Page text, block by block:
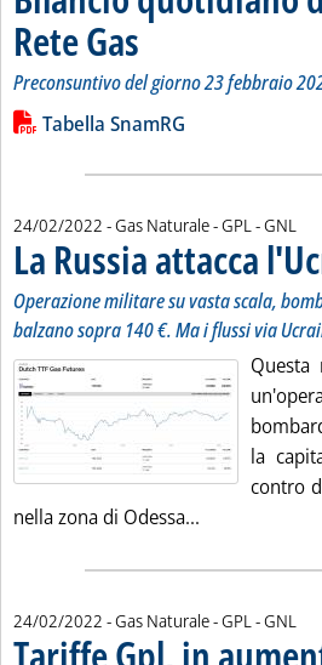
Rete Gas . Sottotitolo: Preconsuntivo del
. Pubblicata giovedì 24
Preconsuntivo del giorno 23 febbraio
Leggi tutta la notizia: 'Bilancio
Lista allegati PDF alla
Tabella SnamRG
24/02/2022 - Gas Naturale - GPL - GNL
La Russia attacca
Operazione militare su vasta scala,
balzano sopra 140 €. Ma i flussi via
la
contro
nella zona di Odessa...
24/02/2022 - Gas Naturale - GPL - GNL